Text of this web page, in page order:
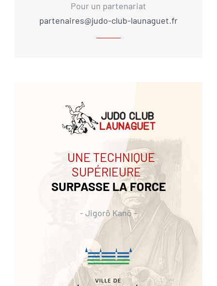
Pour un partenariat
partenaires@judo-club-launaguet.fr
UNE TECHNIQUE
SUPÉRIEURE
SURPASSE LA FORCE
- Jigorō Kanō -